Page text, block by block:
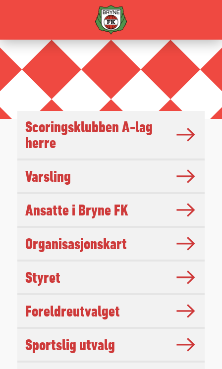
Scoringsklubben A-lag
herre
Varsling
Ansatte i Bryne FK
Organisasjonskart
Styret
Foreldreutvalget
Sportslig utvalg